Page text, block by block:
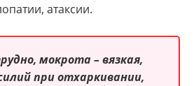
атаксии.
мокрота – вязкая,
при отхаркивании,